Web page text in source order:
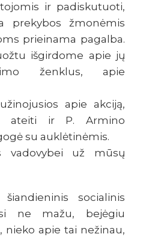
ir padiskutuoti,
prekybos žmonėmis
prieinama pagalba.
išgirdome apie jų
ženklus, apie
apie akciją,
ateiti ir P. Armino
su auklėtinėmis.
vadovybei už mūsų
socialinis
ne mažu, bejėgiu
nieko apie tai nežinau,